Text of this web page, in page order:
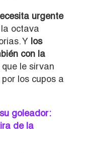
urgente
octava
Y los
con la
que le sirvan
los cupos a
goleador:
de la